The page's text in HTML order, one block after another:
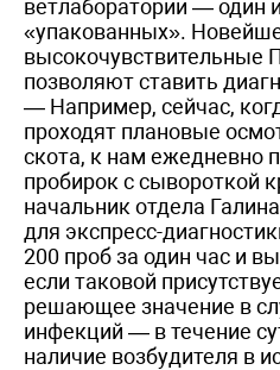
ветлаборатории — один
«упакованных».
высокочувствительные
позволяют ставить
— Например, сейчас,
проходят плановые
скота, к нам ежедневно
пробирок с сывороткой
начальник отдела
для экспресс-
200 проб за один час и
если таковой
решающее значение в
инфекций — в течение
наличие возбудителя в